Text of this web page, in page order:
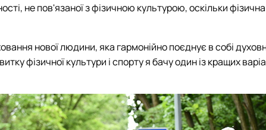
не пов'язаної з фізичною культурою, оскільки фізична
нової людини, яка гармонійно поєднує в собі
фізичної культури і спорту я бачу один із кращих